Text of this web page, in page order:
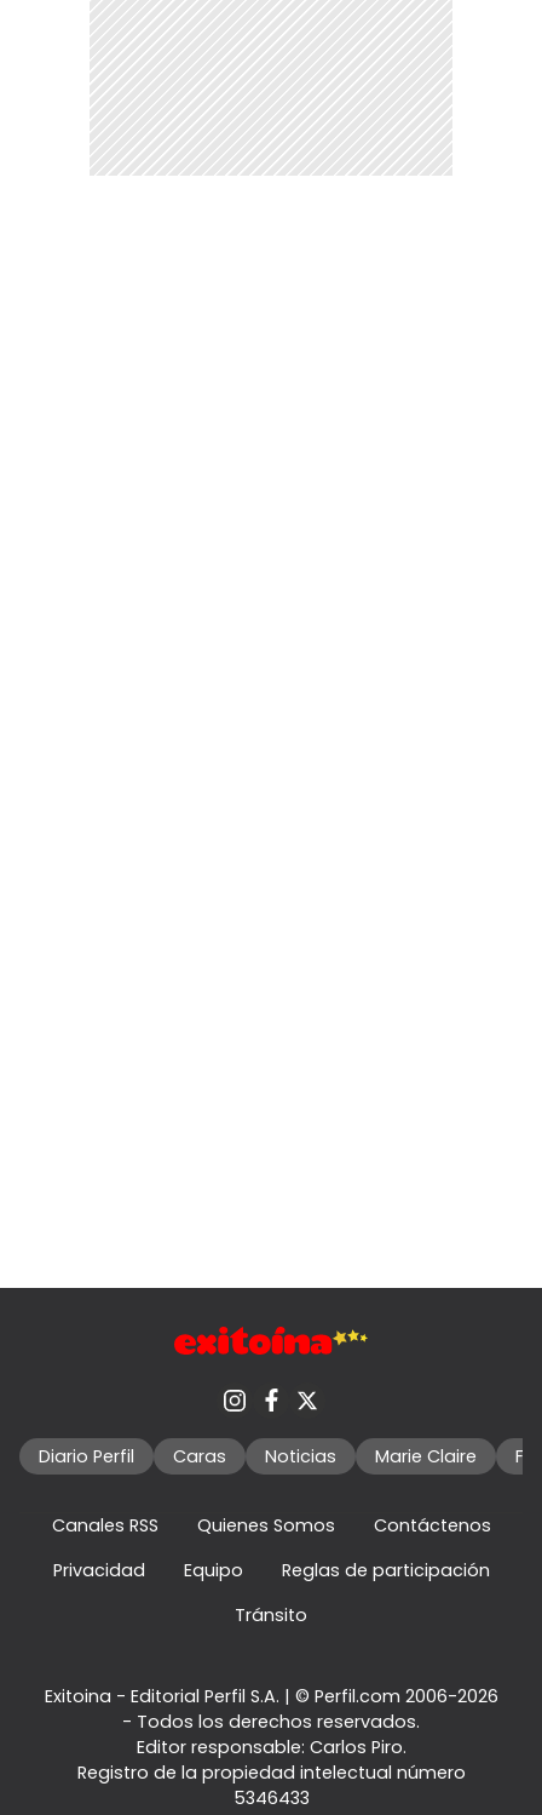
Diario Perfil Caras Noticias Marie Claire
Canales RSS Quienes Somos
Contáctenos
Privacidad
Equipo
Reglas de participación
Tránsito
Exitoina - Editorial Perfil S.A. | © Perfil.com 2006-2026
- Todos los derechos reservados.
Editor responsable: Carlos Piro.
Registro de la propiedad intelectual número
5346433